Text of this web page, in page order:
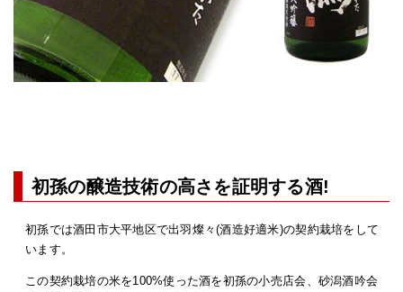
初孫の醸造技術の高さを証明する酒!
初孫では酒田市大平地区で出羽燦々(酒造好適米)の契約栽培をして
います。
この契約栽培の米を100%使った酒を初孫の小売店会、砂潟酒吟会